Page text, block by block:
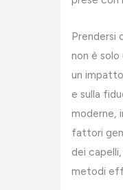
Prendersi
non è solo
un
e sulla
moderne,
fattori
dei
metodi